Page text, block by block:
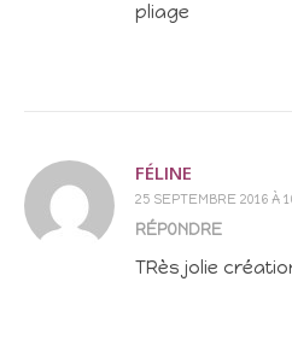
pliage
FÉLINE
25 SEPTEMBRE 2016 À
RÉPONDRE
TRès jolie